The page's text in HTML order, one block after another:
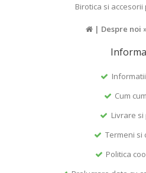
Birotica si
| Despre noi
Cum
Livrare si
Termeni si
Politica